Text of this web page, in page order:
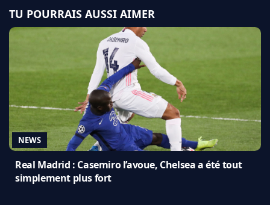
TU POURRAIS AUSSI AIMER
NEWS
Real Madrid : Casemiro l’avoue, Chelsea a été tout
simplement plus fort